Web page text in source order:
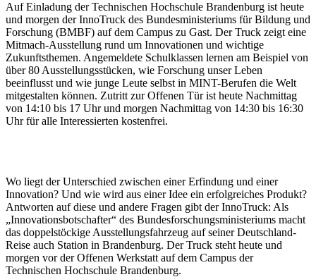
Auf Einladung der Technischen Hochschule Brandenburg ist heute
und morgen der InnoTruck des Bundesministeriums für Bildung und
Forschung (BMBF) auf dem Campus zu Gast. Der Truck zeigt eine
Mitmach-Ausstellung rund um Innovationen und wichtige
Zukunftsthemen. Angemeldete Schulklassen lernen am Beispiel von
über 80 Ausstellungsstücken, wie Forschung unser Leben
beeinflusst und wie junge Leute selbst in MINT-Berufen die Welt
mitgestalten können. Zutritt zur Offenen Tür ist heute Nachmittag
von 14:10 bis 17 Uhr und morgen Nachmittag von 14:30 bis 16:30
Uhr für alle Interessierten kostenfrei.
Wo liegt der Unterschied zwischen einer Erfindung und einer
Innovation? Und wie wird aus einer Idee ein erfolgreiches Produkt?
Antworten auf diese und andere Fragen gibt der InnoTruck: Als
„Innovationsbotschafter“ des Bundesforschungsministeriums macht
das doppelstöckige Ausstellungsfahrzeug auf seiner Deutschland-
Reise auch Station in Brandenburg. Der Truck steht heute und
morgen vor der Offenen Werkstatt auf dem Campus der
Technischen Hochschule Brandenburg.